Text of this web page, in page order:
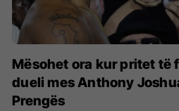
Mësohet ora kur pritet të
dueli mes Anthony
Prengës